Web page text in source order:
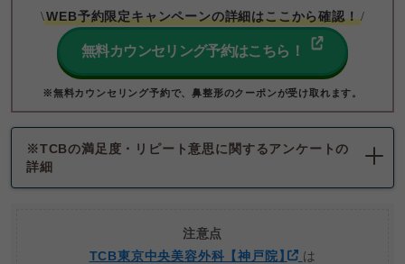
\WEB予約限定キャンペーンの詳細はここから確認！/
無料カウンセリング予約はこちら！
※無料カウンセリング予約で、鼻整形のクーポンが受け取れます。
※TCBの満足度・リピート意思に関するアンケートの
詳細
注意点
TCB東京中央美容外科【神戸院】
は